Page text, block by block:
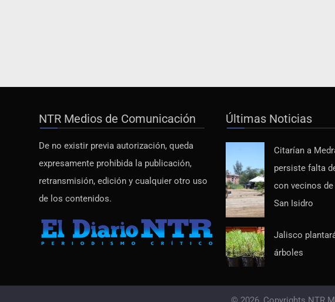
NTR Medios de Comunicación
De no existir previa autorización, queda
expresamente prohibida la publicación,
retransmisión, edición y cualquier otro uso
de los contenidos.
Últimas Noticias
Citarían a
persiste falta
con vecinos
San Isidro
Jalisco
árboles